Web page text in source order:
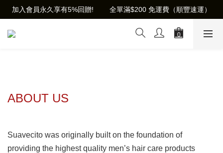
加入會員永久享有5%回贈!        全單滿$200 免運費（順豐速運）
ABOUT US
Suavecito was originally built on the foundation of
providing the highest quality men’s hair care products